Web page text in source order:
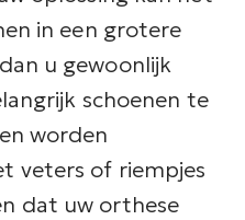
in een grotere
u gewoonlijk
schoenen te
worden
veters of riempjes
dat uw orthese